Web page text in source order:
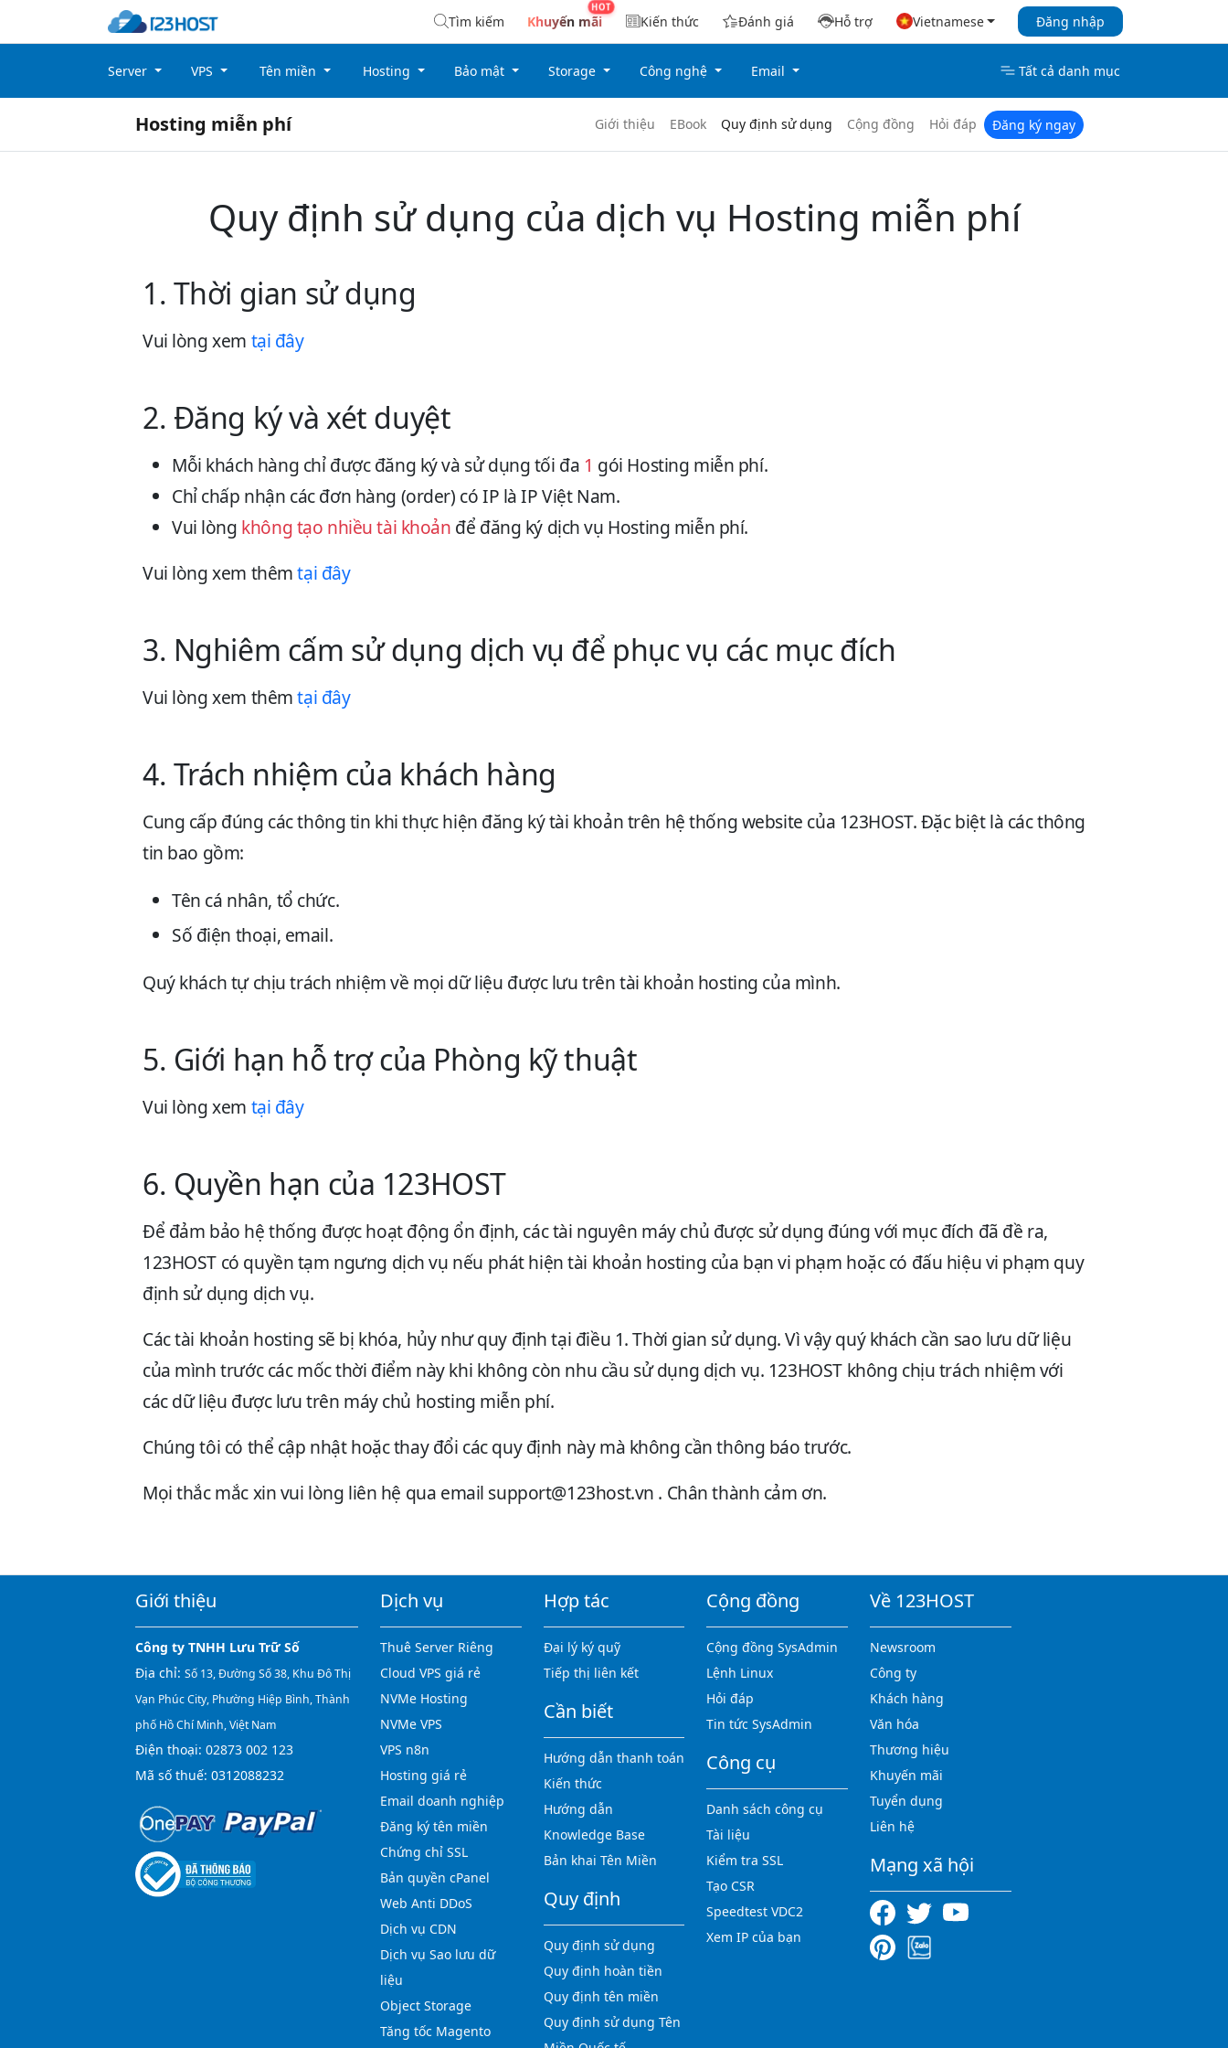
Tìm kiếm Khuyến mãi Kiến thức Đánh giá Hỗ trợ Vietnamese Đăng nhập
Server VPS Tên miền Hosting Bảo mật Storage Công nghệ Email Tất cả danh mục
Hosting miễn phí Giới thiệu EBook Quy định sử dụng Cộng đồng Hỏi đáp Đăng ký ngay
Quy định sử dụng của dịch vụ Hosting miễn phí
1. Thời gian sử dụng
Vui lòng xem tại đây
2. Đăng ký và xét duyệt
Mỗi khách hàng chỉ được đăng ký và sử dụng tối đa 1 gói Hosting miễn phí.
Chỉ chấp nhận các đơn hàng (order) có IP là IP Việt Nam.
Vui lòng không tạo nhiều tài khoản để đăng ký dịch vụ Hosting miễn phí.
Vui lòng xem thêmtại đây
3. Nghiêm cấm sử dụng dịch vụ để phục vụ các mục đích
Vui lòng xem thêmtại đây
4. Trách nhiệm của khách hàng
Cung cấp đúng các thông tin khi thực hiện đăng ký tài khoản trên hệ thống website của 123HOST. Đặc biệt là các thông
tin bao gồm:
Tên cá nhân, tổ chức.
Số điện thoại, email.
Quý khách tự chịu trách nhiệm về mọi dữ liệu được lưu trên tài khoản hosting của mình.
5. Giới hạn hỗ trợ của Phòng kỹ thuật
Vui lòng xem tại đây
6. Quyền hạn của 123HOST
Để đảm bảo hệ thống được hoạt động ổn định, các tài nguyên máy chủ được sử dụng đúng với mục đích đã đề ra,
123HOST có quyền tạm ngưng dịch vụ nếu phát hiện tài khoản hosting của bạn vi phạm hoặc có đấu hiệu vi phạm quy
định sử dụng dịch vụ.
Các tài khoản hosting sẽ bị khóa, hủy như quy định tại điều 1. Thời gian sử dụng. Vì vậy quý khách cần sao lưu dữ liệu
của mình trước các mốc thời điểm này khi không còn nhu cầu sử dụng dịch vụ. 123HOST không chịu trách nhiệm với
các dữ liệu được lưu trên máy chủ hosting miễn phí.
Chúng tôi có thể cập nhật hoặc thay đổi các quy định này mà không cần thông báo trước.
Mọi thắc mắc xin vui lòng liên hệ qua email support@123host.vn . Chân thành cảm ơn.
Giới thiệu
Công ty TNHH Lưu Trữ Số
Địa chỉ: Số 13, Đường Số 38, Khu Đô Thị
Vạn Phúc City, Phường Hiệp Bình, Thành
phố Hồ Chí Minh, Việt Nam
Điện thoại: 02873 002 123
Mã số thuế: 0312088232
Dịch vụ
Thuê Server Riêng
Cloud VPS giá rẻ
NVMe Hosting
NVMe VPS
VPS n8n
Hosting giá rẻ
Email doanh nghiệp
Đăng ký tên miền
Chứng chỉ SSL
Bản quyền cPanel
Web Anti DDoS
Dịch vụ CDN
Dịch vụ Sao lưu dữ
liệu
Object Storage
Tăng tốc Magento
Hợp tác
Đại lý ký quỹ
Tiếp thị liên kết
Cần biết
Hướng dẫn thanh toán
Kiến thức
Hướng dẫn
Knowledge Base
Bản khai Tên Miền
Quy định
Quy định sử dụng
Quy định hoàn tiền
Quy định tên miền
Quy định sử dụng Tên
Cộng đồng
Cộng đồng SysAdmin
Lệnh Linux
Hỏi đáp
Tin tức SysAdmin
Công cụ
Danh sách công cụ
Tài liệu
Kiểm tra SSL
Tạo CSR
Speedtest VDC2
Xem IP của bạn
Về 123HOST
Newsroom
Công ty
Khách hàng
Văn hóa
Thương hiệu
Khuyến mãi
Tuyển dụng
Liên hệ
Mạng xã hội